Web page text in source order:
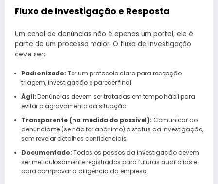
Fluxo de Investigação e Resposta
Um canal de denúncias não é apenas um portal; ele é
parte de um processo maior. O fluxo de investigação
deve ser:
Padronizado: Ter um protocolo claro para recepção,
triagem, investigação e parecer final.
Ágil: Denúncias devem ser tratadas em tempo hábil para
evitar o agravamento da situação.
Transparente (na medida do possível): Comunicar ao
denunciante (se não for anônimo) o status da investigação,
sem revelar detalhes confidenciais.
Documentado: Todos os passos da investigação devem
ser meticulosamente registrados para futuras auditorias e
para comprovar a diligência da empresa.